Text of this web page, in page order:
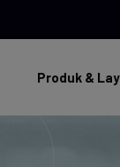
Produk &